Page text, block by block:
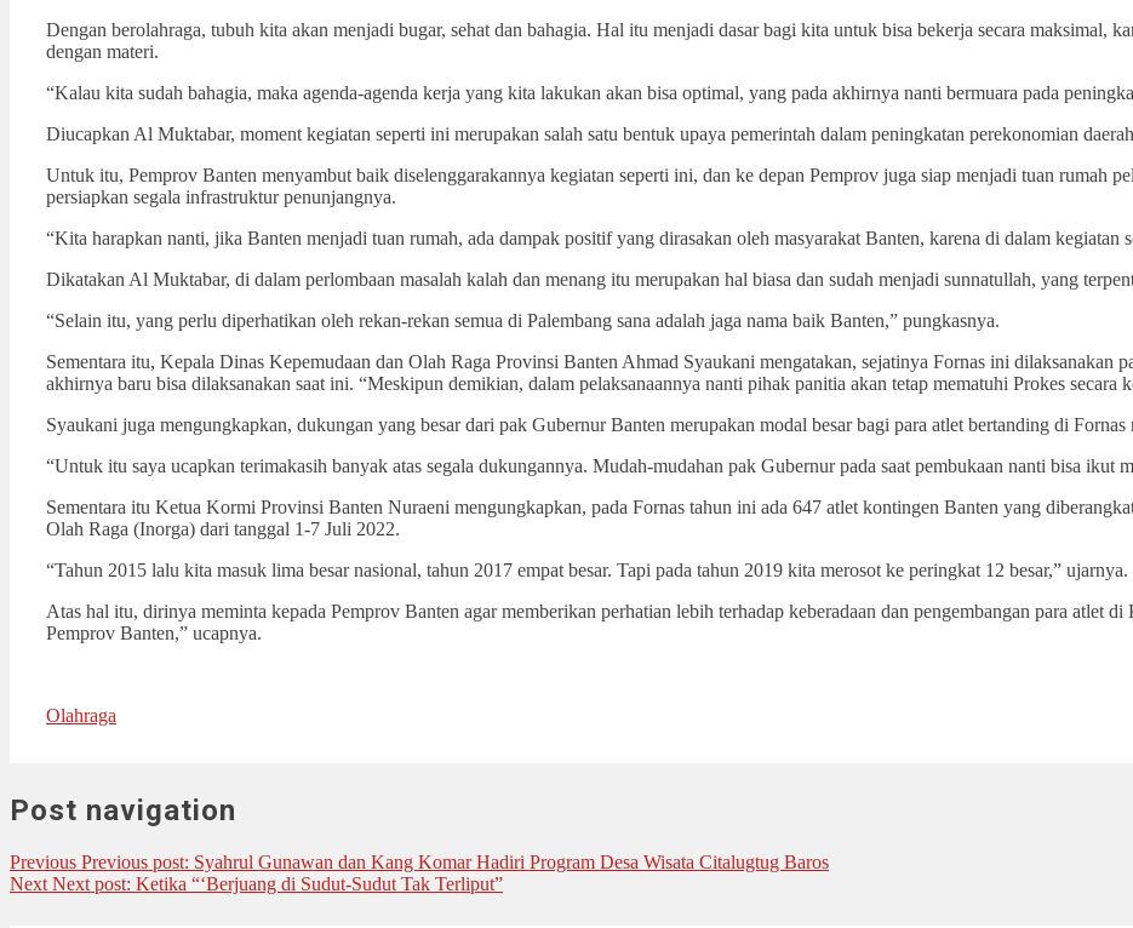
Dengan berolahraga, tubuh kita akan menjadi bugar, sehat dan bahagia. Hal itu menjadi dasar bagi kita untuk bisa bekerja secara maksimal,
dengan materi.
“Kalau kita sudah bahagia, maka agenda-agenda kerja yang kita lakukan akan bisa optimal, yang pada akhirnya nanti bermuara pada
Diucapkan Al Muktabar, moment kegiatan seperti ini merupakan salah satu bentuk upaya pemerintah dalam peningkatan perekonomian
Untuk itu, Pemprov Banten menyambut baik diselenggarakannya kegiatan seperti ini, dan ke depan Pemprov juga siap menjadi tuan rumah
persiapkan segala infrastruktur penunjangnya.
“Kita harapkan nanti, jika Banten menjadi tuan rumah, ada dampak positif yang dirasakan oleh masyarakat Banten, karena di dalam kegiatan
Dikatakan Al Muktabar, di dalam perlombaan masalah kalah dan menang itu merupakan hal biasa dan sudah menjadi sunnatullah, yang
“Selain itu, yang perlu diperhatikan oleh rekan-rekan semua di Palembang sana adalah jaga nama baik Banten,” pungkasnya.
Sementara itu, Kepala Dinas Kepemudaan dan Olah Raga Provinsi Banten Ahmad Syaukani mengatakan, sejatinya Fornas ini dilaksanakan
akhirnya baru bisa dilaksanakan saat ini. “Meskipun demikian, dalam pelaksanaannya nanti pihak panitia akan tetap mematuhi Prokes secara
Syaukani juga mengungkapkan, dukungan yang besar dari pak Gubernur Banten merupakan modal besar bagi para atlet bertanding di Fornas
“Untuk itu saya ucapkan terimakasih banyak atas segala dukungannya. Mudah-mudahan pak Gubernur pada saat pembukaan nanti bisa ikut
Sementara itu Ketua Kormi Provinsi Banten Nuraeni mengungkapkan, pada Fornas tahun ini ada 647 atlet kontingen Banten yang
Olah Raga (Inorga) dari tanggal 1-7 Juli 2022.
“Tahun 2015 lalu kita masuk lima besar nasional, tahun 2017 empat besar. Tapi pada tahun 2019 kita merosot ke peringkat 12 besar,” ujarnya.
Atas hal itu, dirinya meminta kepada Pemprov Banten agar memberikan perhatian lebih terhadap keberadaan dan pengembangan para
Pemprov Banten,” ucapnya.
Olahraga
Post navigation
Previous Previous post: Syahrul Gunawan dan Kang Komar Hadiri Program Desa Wisata Citalugtug Baros
Next Next post: Ketika “‘Berjuang di Sudut-Sudut Tak Terliput”